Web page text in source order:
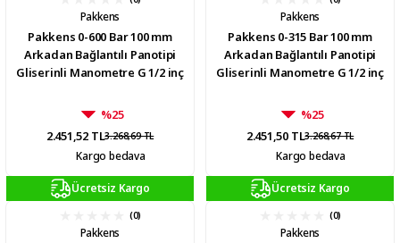
Pakkens
Pakkens 0-600 Bar 100 mm
Arkadan Bağlantılı Panotipi
Gliserinli Manometre G 1/2 inç
%25
2.451,52 TL3.268,69 TL
Kargo bedava
Pakkens
Pakkens 0-315 Bar 100 mm
Arkadan Bağlantılı Panotipi
Gliserinli Manometre G 1/2 inç
%25
2.451,50 TL3.268,67 TL
Kargo bedava
Ücretsiz Kargo
(0)
Pakkens
Ücretsiz Kargo
(0)
Pakkens